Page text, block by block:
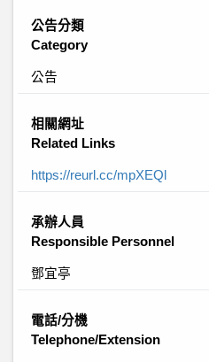
公告分類
Category
公告
相關網址
Related Links
https://reurl.cc/mpXEQl
承辦人員
Responsible Personnel
鄧宜亭
電話/分機
Telephone/Extension